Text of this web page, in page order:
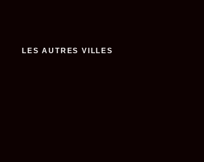
LES AUTRES VILLES